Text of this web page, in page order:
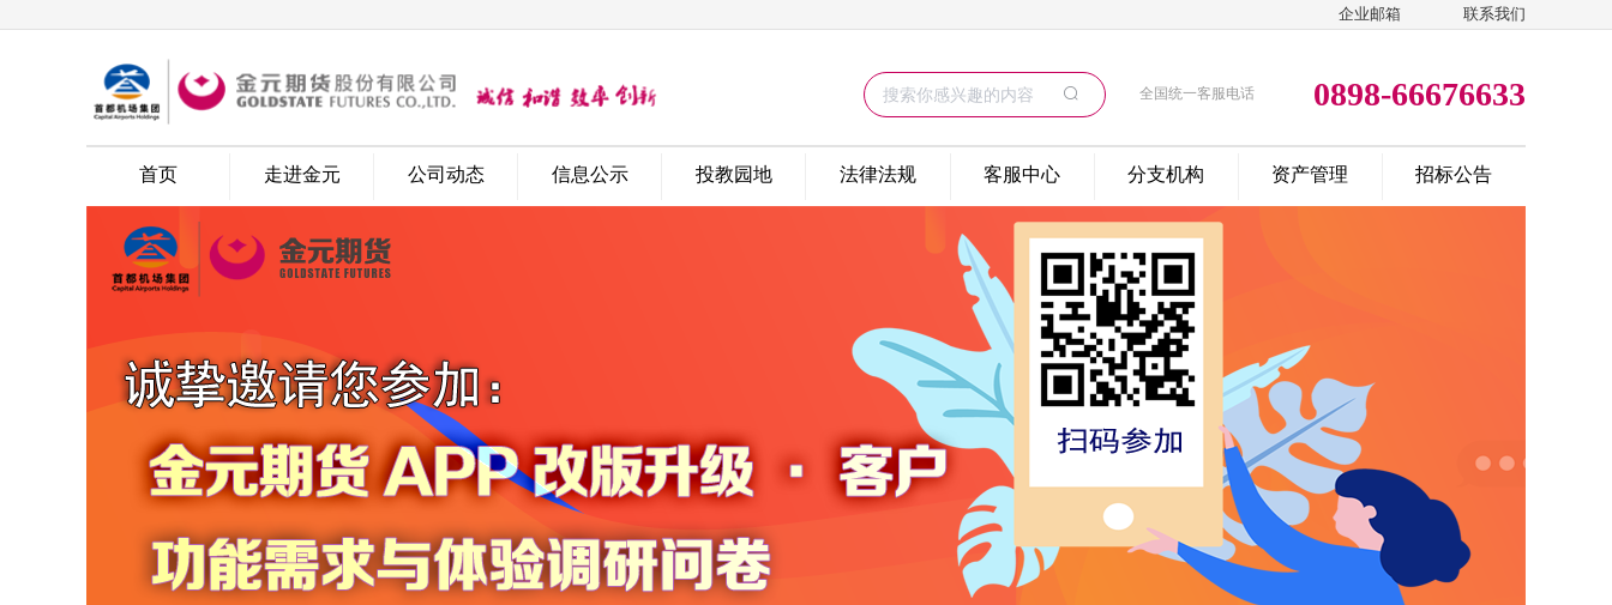
问卷调查
企业邮箱 联系我们
全国统一客服电话 0898-66676633
首页 走进金元 公司动态 信息公示 投教园地 法律法规 客服中心 分支机构 资产管理 招标公告